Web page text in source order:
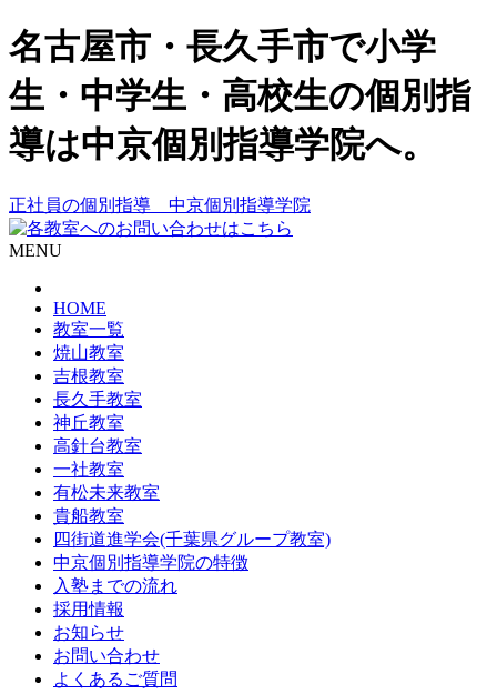
名古屋市・長久手市で小学
生・中学生・高校生の個別指
導は中京個別指導学院へ。
正社員の個別指導 中京個別指導学院
MENU
HOME
教室一覧
焼山教室
吉根教室
長久手教室
神丘教室
高針台教室
一社教室
有松未来教室
貴船教室
四街道進学会(千葉県グループ教室)
中京個別指導学院の特徴
入塾までの流れ
採用情報
お知らせ
お問い合わせ
よくあるご質問